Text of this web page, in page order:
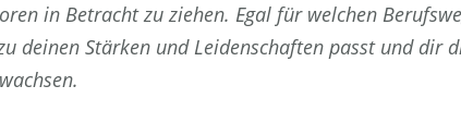
in Betracht zu ziehen. Egal für welchen
deinen Stärken und Leidenschaften passt und dir